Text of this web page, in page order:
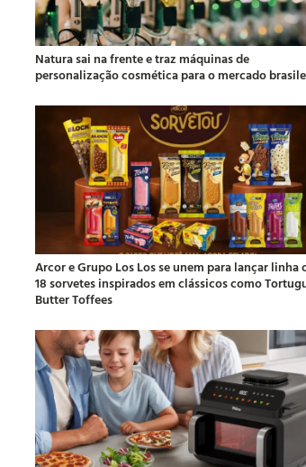
Natura sai na frente e traz máquinas de
personalização cosmética para o mercado
Arcor e Grupo Los Los se unem para lançar linha
18 sorvetes inspirados em clássicos como
Butter Toffees